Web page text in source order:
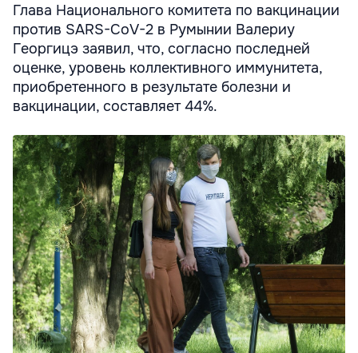
Глава Национального комитета по вакцинации
против SARS-CoV-2 в Румынии Валериу
Георгицэ заявил, что, согласно последней
оценке, уровень коллективного иммунитета,
приобретенного в результате болезни и
вакцинации, составляет 44%.